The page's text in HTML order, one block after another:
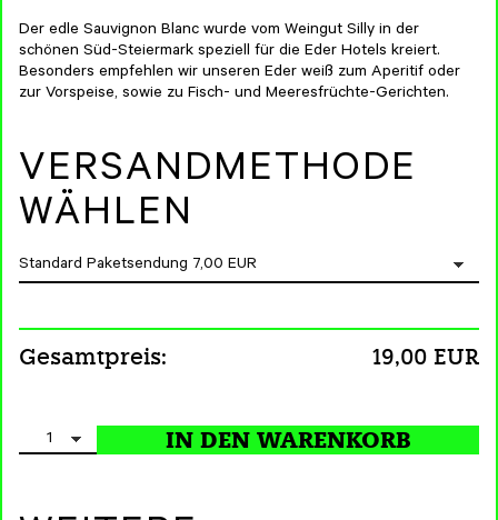
Der edle Sauvignon Blanc wurde vom Weingut Silly in der
schönen Süd-Steiermark speziell für die Eder Hotels kreiert.
Besonders empfehlen wir unseren Eder weiß zum Aperitif oder
zur Vorspeise, sowie zu Fisch- und Meeresfrüchte-Gerichten.
VERSANDMETHODE
WÄHLEN
Gesamtpreis: 19,00 EUR